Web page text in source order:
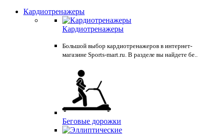
Кардиотренажеры
Кардиотренажеры
Большой выбор кардиотренажеров в интернет-
магазине Sports-mart.ru. В разделе вы найдете бе..
Беговые дорожки